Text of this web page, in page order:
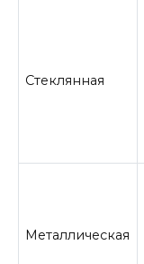
Стеклянная
Металлическая